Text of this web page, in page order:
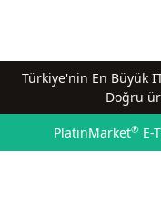
Türkiye'nin En Büyük
Doğru
PlatinMarket®E-